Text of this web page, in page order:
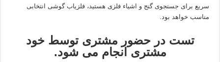
سریع برای جستجوی گنج و اشیاء فلزی هستید، فلزیاب گوشی انتخابی
مناسب خواهد بود.
تست در حضور مشتری توسط خود
مشتری انجام می شود.